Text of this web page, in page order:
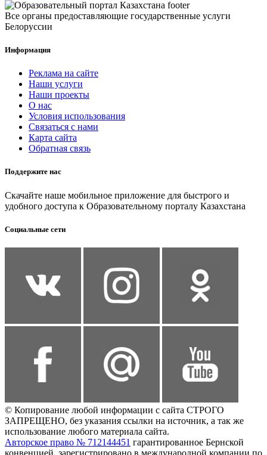
Все органы предоставляющие государственные услуги
Белоруссии
Информация
Реклама на сайте
Наши услуги
Наши проекты
О нас
Условия использования
Связаться с нами
Карта сайта
Обратная связь
Поддержите нас
Скачайте наше мобильное приложение для быстрого и
удобного доступа к Образовательному порталу Казахстана
Социальные сети
© Копирование любой информации с сайта СТРОГО
ЗАПРЕЩЕНО, без указания ссылки на источник, а так же
использование любого материала сайта.
Авторское право № 712144451 гарантированное Бернской
конвенцией, зарегистрировано в международной компании по